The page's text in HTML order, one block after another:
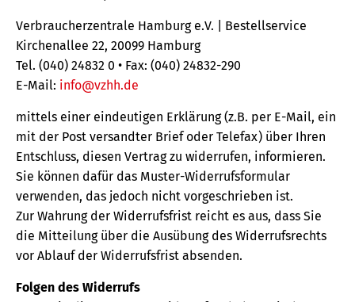
Verbraucherzentrale Hamburg e.V. | Bestellservice
Kirchenallee 22, 20099 Hamburg
Tel. (040) 24832 0 • Fax: (040) 24832-290
E-Mail: info@vzhh.de
mittels einer eindeutigen Erklärung (z.B. per E-Mail, ein
mit der Post versandter Brief oder Telefax) über Ihren
Entschluss, diesen Vertrag zu widerrufen, informieren.
Sie können dafür das Muster-Widerrufsformular
verwenden, das jedoch nicht vorgeschrieben ist.
Zur Wahrung der Widerrufsfrist reicht es aus, dass Sie
die Mitteilung über die Ausübung des Widerrufsrechts
vor Ablauf der Widerrufsfrist absenden.
Folgen des Widerrufs